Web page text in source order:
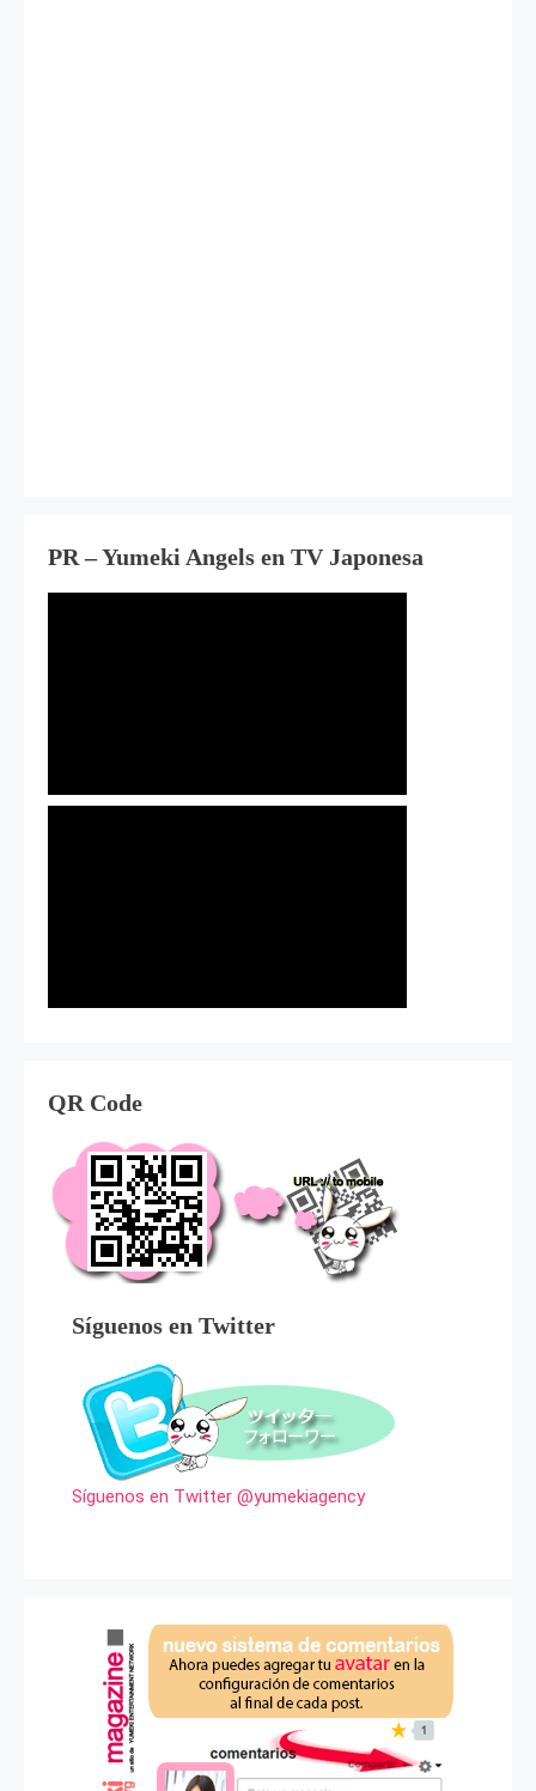
PR – Yumeki Angels en TV Japonesa
QR Code
Síguenos en Twitter
Síguenos en Twitter @yumekiagency